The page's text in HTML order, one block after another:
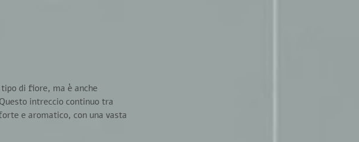
tipo di fiore, ma è anche
intreccio continuo tra
e aromatico, con una vasta